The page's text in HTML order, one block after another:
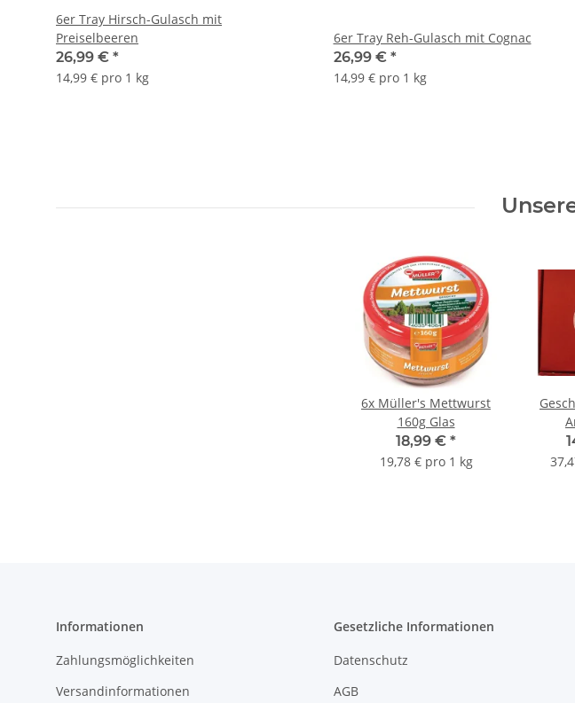
6er Tray Hirsch-Gulasch mit
Preiselbeeren
26,99 € *
14,99 € pro 1 kg
6er Tray Reh-Gulasch mit Cognac
26,99 € *
14,99 € pro 1 kg
6x Müller's Mettwurst
160g Glas
18,99 € *
19,78 € pro 1 kg
Informationen
Zahlungsmöglichkeiten
Versandinformationen
Gesetzliche Informationen
Datenschutz
AGB